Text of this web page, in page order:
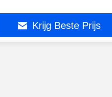
Krijg Beste Prijs